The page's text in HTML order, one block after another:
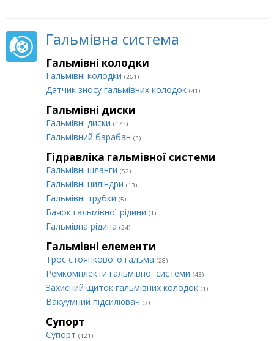
Гальмівна система
Гальмівні колодки
Гальмівні колодки (261)
Датчик зносу гальмівних колодок (41)
Гальмівні диски
Гальмівні диски (173)
Гальмівний барабан (3)
Гідравліка гальмівної системи
Гальмівні шланги (52)
Гальмівні циліндри (13)
Гальмівні трубки (5)
Бачок гальмівної рідини (1)
Гальмівна рідина (24)
Гальмівні елементи
Трос стоянкового гальма (28)
Ремкомплекти гальмівної системи (43)
Захисний щиток гальмівних колодок (1)
Вакуумний підсилювач (7)
Супорт
Супорт (121)